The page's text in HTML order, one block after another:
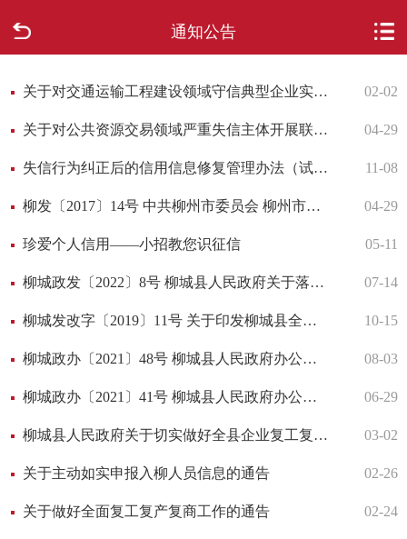
通知公告
走进柳城
新闻中心
网上办事
互动回应
关于对交通运输工程建设领域守信典型企业实施联合激励的合作备忘录 02-02
关于对公共资源交易领域严重失信主体开展联合惩戒的备忘录 04-29
失信行为纠正后的信用信息修复管理办法（试行） 11-08
柳发〔2017〕14号 中共柳州市委员会 柳州市人民政府关于印发《柳州市城市转型升级质量发展导则（2017）》的通知 04-29
珍爱个人信用——小招教您识征信 05-11
柳城政发〔2022〕8号 柳城县人民政府关于落实2022年县政府工作主要目标任务的通知 07-14
柳城发改字〔2019〕11号 关于印发柳城县全面加强电子商务领域 诚信建设责任分工方案的通知 10-15
柳城政办〔2021〕48号 柳城县人民政府办公室关于印发柳城县大面积停电事件应急预案（2021年修订）的通知 08-03
柳城政办〔2021〕41号 柳城县人民政府办公室关于印发《柳城县糖料蔗“双高”基地建后管护工作方案》的通知 06-29
柳城县人民政府关于切实做好全县企业复工复产协调调度有关工作的紧急通知 03-02
关于主动如实申报入柳人员信息的通告 02-26
关于做好全面复工复产复商工作的通告 02-24